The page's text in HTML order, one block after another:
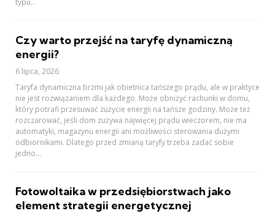
Czy warto przejść na taryfę dynamiczną
energii?
6 lipca, 2026
Taryfa dynamiczna brzmi jak obietnica tańszego prądu, ale w praktyce
nie jest rozwiązaniem dla każdego. Może obniżyć rachunki w domu,
który potrafi przesuwać zużycie energii na tańsze godziny. Może też
rozczarować, jeśli dom zużywa najwięcej prądu wieczorem, nie ma
automatyki, magazynu energii ani możliwości sterowania dużymi
odbiornikami. Dlatego przed zmianą taryfy trzeba zadać sobie
jedno...
Fotowoltaika w przedsiębiorstwach jako
element strategii energetycznej